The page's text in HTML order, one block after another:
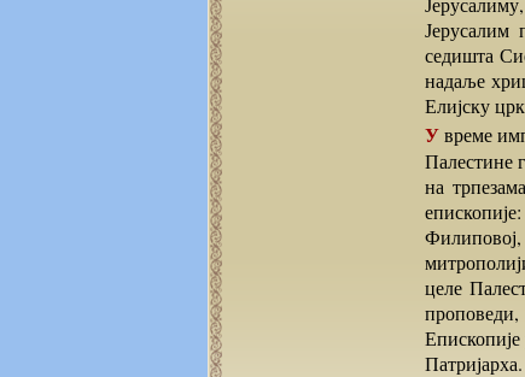
седишта
надаље
Елијску
У време императора Адријана, хричћани су проповедали своју веру и у свим већим местима
Палестине
на
целе
Патријарха.